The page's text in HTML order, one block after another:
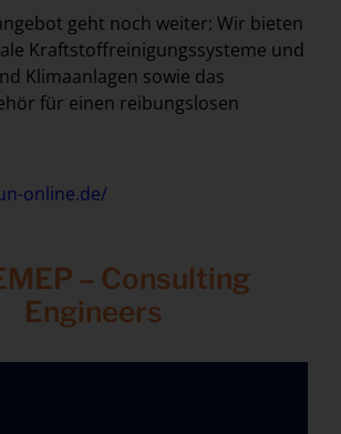
geht noch weiter: Wir bieten
Kraftstoffreinigungssysteme und
Klimaanlagen sowie das
für einen reibungslosen
online.de/
– Consulting
Engineers